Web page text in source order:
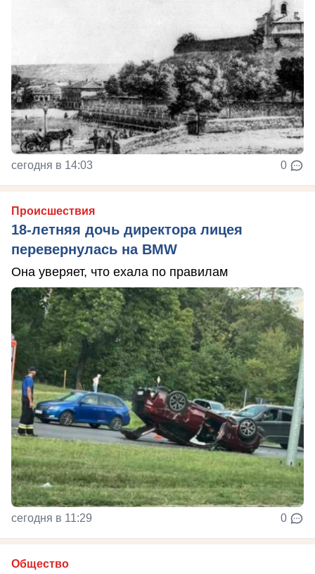
сегодня в 14:03 0
Происшествия
18-летняя дочь директора лицея
перевернулась на BMW
Она уверяет, что ехала по правилам
сегодня в 11:29 0
Общество